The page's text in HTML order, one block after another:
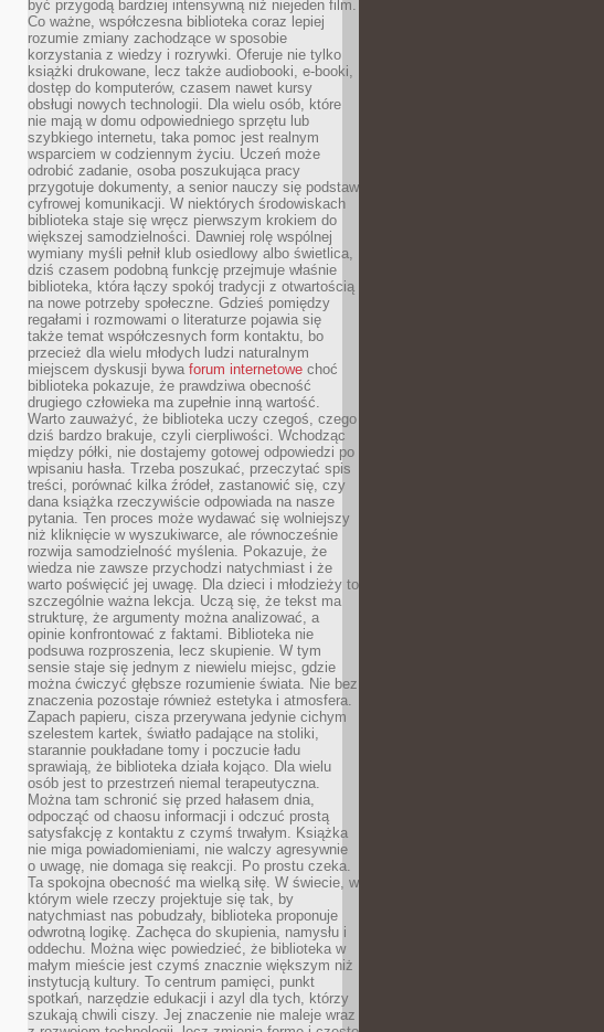
być przygodą bardziej intensywną niż niejeden film.
Co ważne, współczesna biblioteka coraz lepiej
rozumie zmiany zachodzące w sposobie
korzystania z wiedzy i rozrywki. Oferuje nie tylko
książki drukowane, lecz także audiobooki, e-booki,
dostęp do komputerów, czasem nawet kursy
obsługi nowych technologii. Dla wielu osób, które
nie mają w domu odpowiedniego sprzętu lub
szybkiego internetu, taka pomoc jest realnym
wsparciem w codziennym życiu. Uczeń może
odrobić zadanie, osoba poszukująca pracy
przygotuje dokumenty, a senior nauczy się podstaw
cyfrowej komunikacji. W niektórych środowiskach
biblioteka staje się wręcz pierwszym krokiem do
większej samodzielności. Dawniej rolę wspólnej
wymiany myśli pełnił klub osiedlowy albo świetlica,
dziś czasem podobną funkcję przejmuje właśnie
biblioteka, która łączy spokój tradycji z otwartością
na nowe potrzeby społeczne. Gdzieś pomiędzy
regałami i rozmowami o literaturze pojawia się
także temat współczesnych form kontaktu, bo
przecież dla wielu młodych ludzi naturalnym
miejscem dyskusji bywa forum internetowe choć
biblioteka pokazuje, że prawdziwa obecność
drugiego człowieka ma zupełnie inną wartość.
Warto zauważyć, że biblioteka uczy czegoś, czego
dziś bardzo brakuje, czyli cierpliwości. Wchodząc
między półki, nie dostajemy gotowej odpowiedzi po
wpisaniu hasła. Trzeba poszukać, przeczytać spis
treści, porównać kilka źródeł, zastanowić się, czy
dana książka rzeczywiście odpowiada na nasze
pytania. Ten proces może wydawać się wolniejszy
niż kliknięcie w wyszukiwarce, ale równocześnie
rozwija samodzielność myślenia. Pokazuje, że
wiedza nie zawsze przychodzi natychmiast i że
warto poświęcić jej uwagę. Dla dzieci i młodzieży to
szczególnie ważna lekcja. Uczą się, że tekst ma
strukturę, że argumenty można analizować, a
opinie konfrontować z faktami. Biblioteka nie
podsuwa rozproszenia, lecz skupienie. W tym
sensie staje się jednym z niewielu miejsc, gdzie
można ćwiczyć głębsze rozumienie świata. Nie bez
znaczenia pozostaje również estetyka i atmosfera.
Zapach papieru, cisza przerywana jedynie cichym
szelestem kartek, światło padające na stoliki,
starannie poukładane tomy i poczucie ładu
sprawiają, że biblioteka działa kojąco. Dla wielu
osób jest to przestrzeń niemal terapeutyczna.
Można tam schronić się przed hałasem dnia,
odpocząć od chaosu informacji i odczuć prostą
satysfakcję z kontaktu z czymś trwałym. Książka
nie miga powiadomieniami, nie walczy agresywnie
o uwagę, nie domaga się reakcji. Po prostu czeka.
Ta spokojna obecność ma wielką siłę. W świecie, w
którym wiele rzeczy projektuje się tak, by
natychmiast nas pobudzały, biblioteka proponuje
odwrotną logikę. Zachęca do skupienia, namysłu i
oddechu. Można więc powiedzieć, że biblioteka w
małym mieście jest czymś znacznie większym niż
instytucją kultury. To centrum pamięci, punkt
spotkań, narzędzie edukacji i azyl dla tych, którzy
szukają chwili ciszy. Jej znaczenie nie maleje wraz